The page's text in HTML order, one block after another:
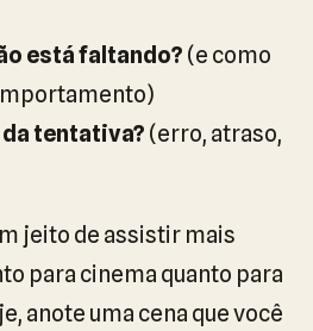
está faltando? (e como
da tentativa? (erro, atraso,
jeito de assistir mais
para cinema quanto para
anote uma cena que você